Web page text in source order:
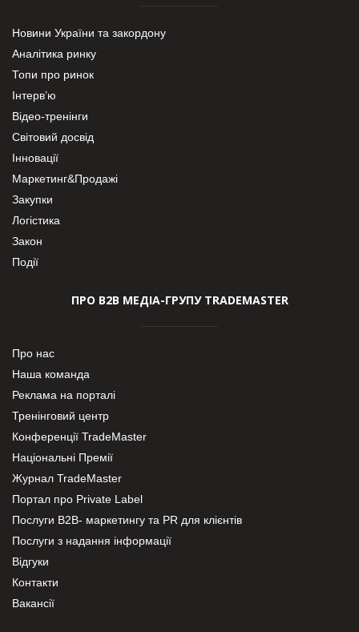
Новини України та закордону
Аналітика ринку
Топи про ринок
Інтерв’ю
Відео-тренінги
Світовий досвід
Інновації
Маркетинг&Продажі
Закупки
Логістика
Закон
Події
ПРО В2В МЕДІА-ГРУПУ TRADEMASTER
Про нас
Наша команда
Реклама на порталі
Тренінговий центр
Конференції TradeMaster
Національні Премії
Журнал TradeMaster
Портал про Private Label
Послуги В2В- маркетингу та PR для клієнтів
Послуги з надання інформації
Відгуки
Контакти
Вакансії